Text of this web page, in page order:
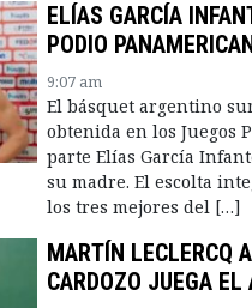
ELÍAS GARCÍA
PODIO
9:07 am
El básquet argentino
obtenida en los Juegos
parte Elías García
su madre. El escolta
los tres mejores del […]
MARTÍN LECLERCQ
CARDOZO JUEGA EL